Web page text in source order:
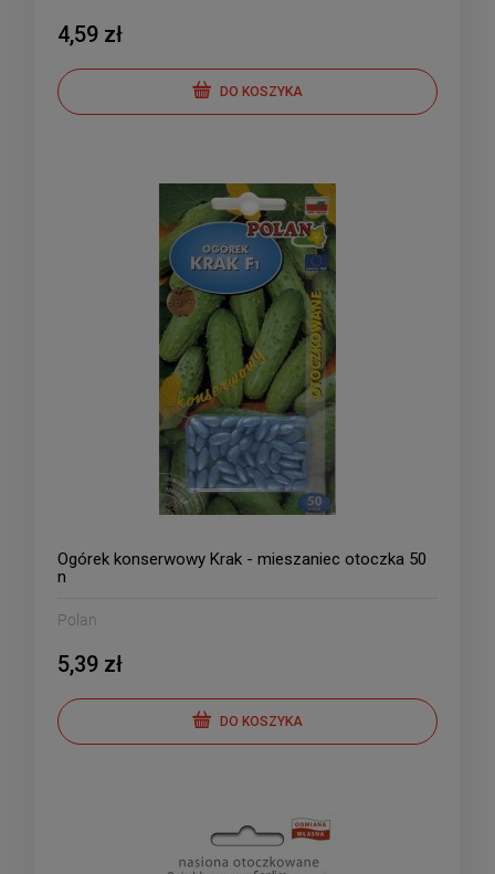
4,59 zł
DO KOSZYKA
Ogórek konserwowy Krak - mieszaniec otoczka 50
n
Polan
5,39 zł
DO KOSZYKA